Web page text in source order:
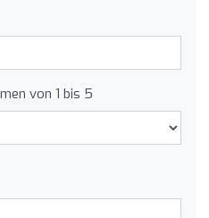
von 1 bis 5